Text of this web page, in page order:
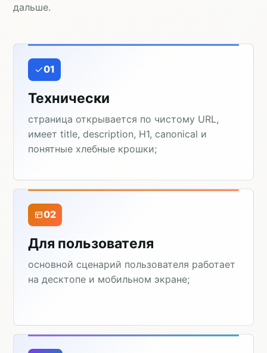
дальше.
01
Технически
страница открывается по чистому URL,
имеет title, description, H1, canonical и
понятные хлебные крошки;
02
Для пользователя
основной сценарий пользователя работает
на десктопе и мобильном экране;